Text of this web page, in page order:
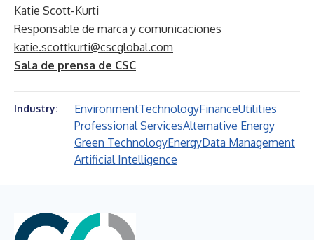
Katie Scott-Kurti
Responsable de marca y comunicaciones
katie.scottkurti@cscglobal.com
Sala de prensa de CSC
Industry: EnvironmentTechnologyFinanceUtilities
Professional ServicesAlternative Energy
Green TechnologyEnergyData Management
Artificial Intelligence